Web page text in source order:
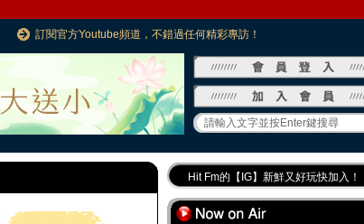
訂閱官方Youtube頻道，不錯過任何精彩專訪！
Hit Fm的【IG】新鮮又好玩快加入！
Hit Fm【FB臉書粉絲團】等你加入！